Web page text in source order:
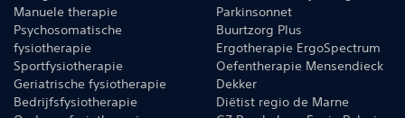
Manuele therapie
Psychosomatische
fysiotherapie
Sportfysiotherapie
Geriatrische fysiotherapie
Bedrijfsfysiotherapie
Parkinsonnet
Buurtzorg Plus
Ergotherapie ErgoSpectrum
Oefentherapie Mensendieck
Dekker
Diëtist regio de Marne